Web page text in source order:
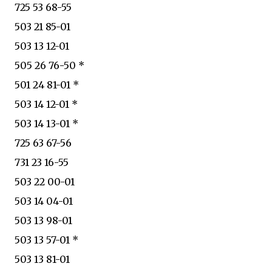
725 53 68-55
503 21 85-01
503 13 12-01
505 26 76-50 *
501 24 81-01 *
503 14 12-01 *
503 14 13-01 *
725 63 67-56
731 23 16-55
503 22 00-01
503 14 04-01
503 13 98-01
503 13 57-01 *
503 13 81-01